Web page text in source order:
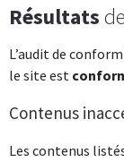
Résultats
L’audit de
le site est
Contenus
Les contenus